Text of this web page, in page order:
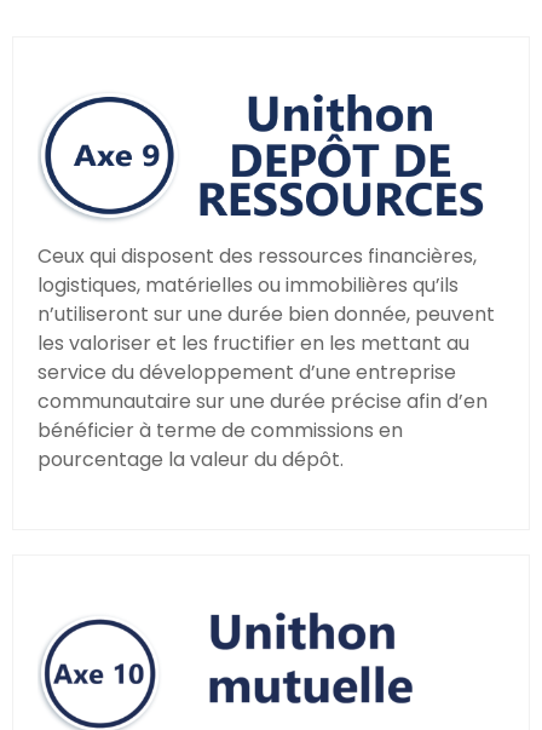
Ceux qui disposent des ressources financières,
logistiques, matérielles ou immobilières qu’ils
n’utiliseront sur une durée bien donnée, peuvent
les valoriser et les fructifier en les mettant au
service du développement d’une entreprise
communautaire sur une durée précise afin d’en
bénéficier à terme de commissions en
pourcentage la valeur du dépôt.